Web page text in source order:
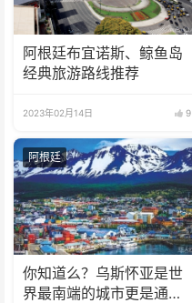
阿根廷布宜诺斯、鲸鱼岛
经典旅游路线推荐
2023年02月14日 9
阿根廷
你知道么？乌斯怀亚是世
界最南端的城市更是通往